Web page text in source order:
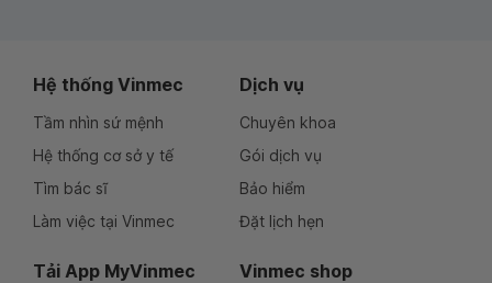
Hệ thống Vinmec
Tầm nhìn sứ mệnh
Hệ thống cơ sở y tế
Tìm bác sĩ
Làm việc tại Vinmec
Dịch vụ
Chuyên khoa
Gói dịch vụ
Bảo hiểm
Đặt lịch hẹn
Tải App MyVinmec Vinmec shop